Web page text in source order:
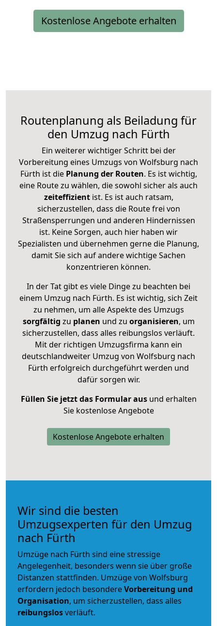
Kostenlose Angebote erhalten
Routenplanung als Beiladung für
den Umzug nach Fürth
Ein weiterer wichtiger Schritt bei der
Vorbereitung eines Umzugs von Wolfsburg nach
Fürth ist diePlanung der Routen. Es ist wichtig,
eine Route zu wählen, die sowohl sicher als auch
zeiteffizientist. Es ist auch ratsam,
sicherzustellen, dass die Route frei von
Straßensperrungen und anderen Hindernissen
ist. Keine Sorgen, auch hier haben wir
Spezialisten und übernehmen gerne die Planung,
damit Sie sich auf andere wichtige Sachen
konzentrieren können.
In der Tat gibt es viele Dinge zu beachten bei
einem Umzug nach Fürth. Es ist wichtig, sich Zeit
zu nehmen, um alle Aspekte des Umzugs
sorgfältig zu planen und zu organisieren, um
sicherzustellen, dass alles reibungslos verläuft.
Mit der richtigen Umzugsfirma kann ein
deutschlandweiter Umzug von Wolfsburg nach
Fürth erfolgreich durchgeführt werden und
dafür sorgen wir.
Füllen Sie jetzt das Formular ausund erhalten
Sie kostenlose Angebote
Kostenlose Angebote erhalten
Wir sind die besten
Umzugsexperten für den Umzug
nach Fürth
Umzüge nach Fürth sind eine stressige
Angelegenheit, besonders wenn sie über große
Distanzen stattfinden. Umzüge von Wolfsburg
erfordern jedoch besondereVorbereitung und
Organisation, um sicherzustellen, dass alles
reibungslosverläuft.